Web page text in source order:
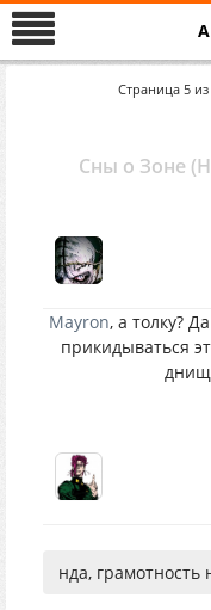
Страница 5 из
Сны о Зоне
Mayron, а толку?
прикидываться
нда,